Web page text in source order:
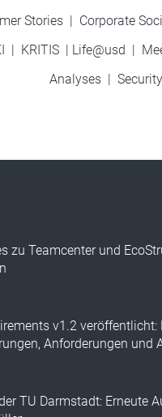
Stories| Corporate
| KRITIS| Life@usd |
Analyses |
zu Teamcenter und
v1.2 veröffentlicht:
Anforderungen und
TU Darmstadt: Erneute